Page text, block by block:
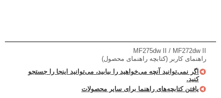
MF275dw II / MF272dw II
راهنمای کاربر (کتابچه راهنمای محصول)
اگر نمی‌توانید آنچه می‌خواهید را بیابید، می‌توانید اینجا را جستجو
کنید.
یافتن کتابچه‌های راهنما برای سایر محصولات